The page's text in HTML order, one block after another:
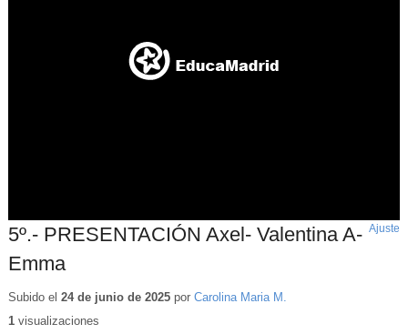
5º.- PRESENTACIÓN Axel- Valentina A-
Emma
Ajuste
Subido el 24 de junio de 2025por Carolina Maria M.
1visualizaciones